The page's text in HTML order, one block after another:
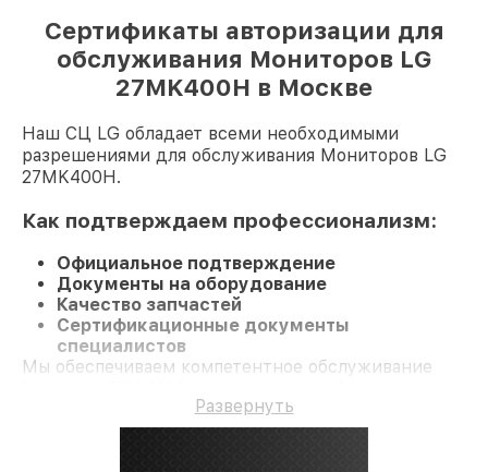
Сертификаты авторизации для
обслуживания Мониторов LG
27MK400H в Москве
Наш СЦ LG обладает всеми необходимыми
разрешениями для обслуживания Мониторов LG
27MK400H.
Как подтверждаем профессионализм:
Официальное подтверждение
Документы на оборудование
Качество запчастей
Сертификационные документы
специалистов
Мы обеспечиваем компетентное обслуживание
Развернуть